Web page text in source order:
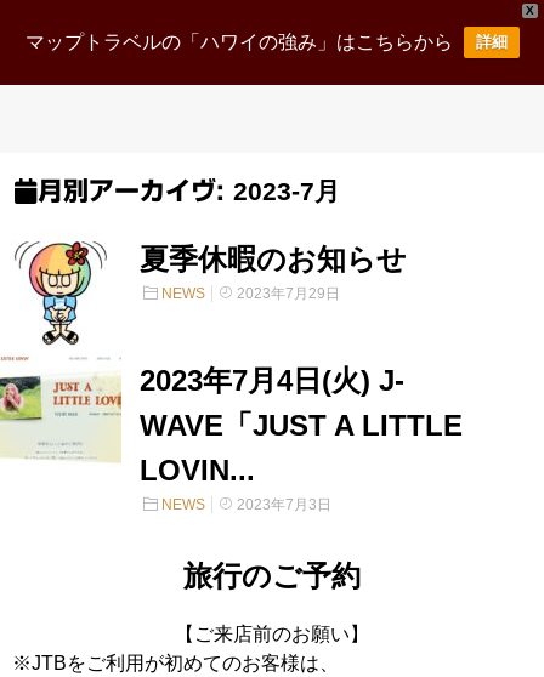
X
マップトラベルの「ハワイの強み」はこちらから 詳細
月別アーカイヴ: 2023-7月
夏季休暇のお知らせ
NEWS 2023年7月29日
2023年7月4日(火) J-
WAVE「JUST A LITTLE
LOVIN...
NEWS 2023年7月3日
旅行のご予約
【ご来店前のお願い】
※JTBをご利用が初めてのお客様は、